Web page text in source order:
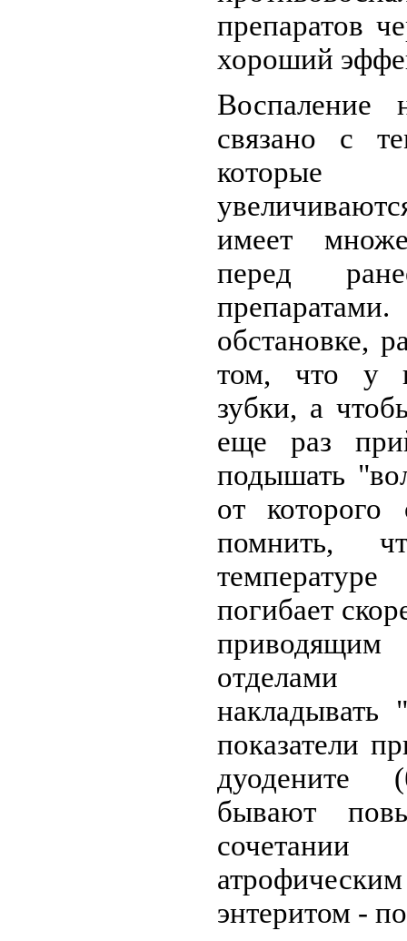
препаратов
хороший
связано с
которые
имеет
перед
обстановке,
том, что у
зубки, а
еще раз
подышать
от которого
помнить,
погибает
отделами
показатели
дуодените
бывают
энтеритом -